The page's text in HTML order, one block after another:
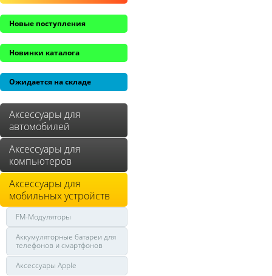
Новые поступления
Новинки каталога
Ожидается на складе
Аксессуары для
автомобилей
Аксессуары для
компьютеров
Аксессуары для
мобильных устройств
FM-Модуляторы
Аккумуляторные батареи для
телефонов и смартфонов
Аксессуары Apple